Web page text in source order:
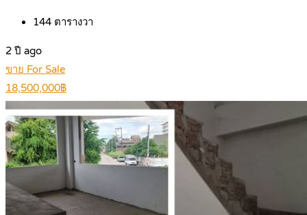
144 ตารางวา
2 ปี ago
ขาย For Sale
18,500,000฿